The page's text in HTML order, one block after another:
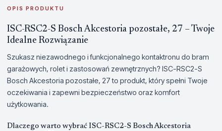
OPIS PRODUKTU
ISC-RSC2-S Bosch Akcestoria pozostałe, 27 – Twoje
Idealne Rozwiązanie
Szukasz niezawodnego i funkcjonalnego kontaktronu do bram
garażowych, rolet i zastosowań zewnętrznych? ISC-RSC2-S
Bosch Akcestoria pozostałe, 27 to produkt, który spełni Twoje
oczekiwania i zapewni bezpieczeństwo oraz komfort
użytkowania.
Dlaczego warto wybrać ISC-RSC2-S Bosch Akcestoria